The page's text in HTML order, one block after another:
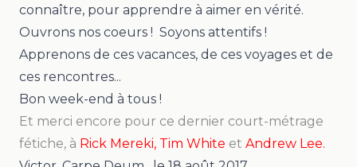
connaître, pour apprendre à aimer en vérité.
Ouvrons nos coeurs ! Soyons attentifs !
Apprenons de ces vacances, de ces voyages et de
ces rencontres...
Bon week-end à tous !
Et merci encore pour ce dernier court-métrage
fétiche, à Rick Mereki, Tim White et Andrew Lee.